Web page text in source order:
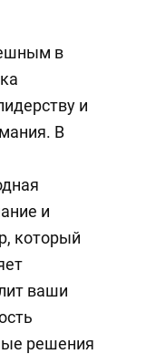
в
и
В
и
который
ваши
решения